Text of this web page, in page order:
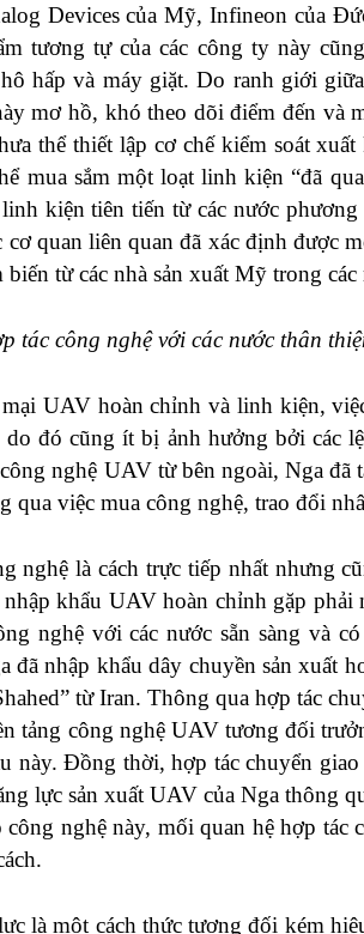
Devices của Mỹ, Infineon của
tương tự của các công ty này
hấp và máy giặt. Do ranh giới
mơ hồ, khó theo dõi điểm đến
thể thiết lập cơ chế kiểm soát
mua sắm một loạt linh kiện “đã
kiện tiên tiến từ các nước
cơ quan liên quan đã xác định được
từ các nhà sản xuất Mỹ trong
tác công nghệ với các nước thân
UAV hoàn chỉnh và linh kiện,
đó cũng ít bị ảnh hưởng bởi các
nghệ UAV từ bên ngoài, Nga đã
qua việc mua công nghệ, trao đổi
nghệ là cách trực tiếp nhất nhưng
khẩu UAV hoàn chỉnh gặp phải
nghệ với các nước sẵn sàng và
đã nhập khẩu dây chuyền sản xuất
từ Iran. Thông qua hợp tác
tảng công nghệ UAV tương đối
này. Đồng thời, hợp tác chuyển
lực sản xuất UAV của Nga thông
công nghệ này, mối quan hệ hợp tác
là một cách thức tương đối kém